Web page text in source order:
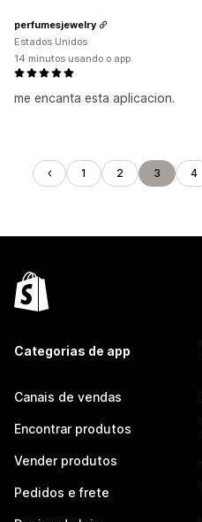
me encanta esta aplicacion.
perfumesjewelry
Estados Unidos
14 minutos usando o app
1 2 3 4
Categorias de app
Canais de vendas
Encontrar produtos
Vender produtos
Pedidos e frete